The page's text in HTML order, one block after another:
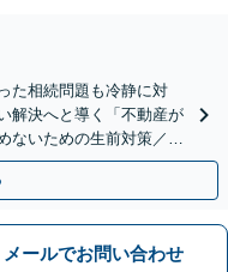
た相続問題も冷静に対
解決へと導く「不動産が
ないための生前対策／遺
駅1分】
メールでお問い合わせ